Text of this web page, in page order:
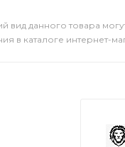
вид данного товара
в каталоге интернет-